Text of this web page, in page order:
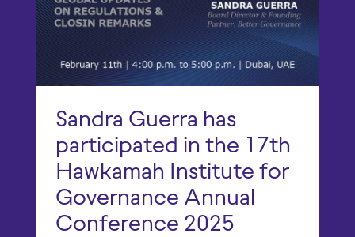
Sandra Guerra has
participated in the 17th
Hawkamah Institute for
Governance Annual
Conference 2025